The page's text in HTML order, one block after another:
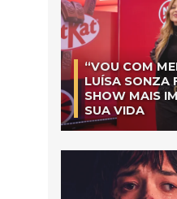
“VOU COM
LUÍSA SONZA
SHOW MAIS
SUA VIDA